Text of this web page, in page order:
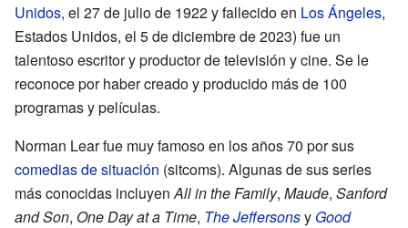
Unidos, el 27 de julio de 1922 y fallecido en Los Ángeles,
Estados Unidos, el 5 de diciembre de 2023) fue un
talentoso escritor y productor de televisión y cine. Se le
reconoce por haber creado y producido más de 100
programas y películas.
Norman Lear fue muy famoso en los años 70 por sus
comedias de situación (sitcoms). Algunas de sus series
más conocidas incluyenAll in the Family, Maude, Sanford
and Son, One Day at a Time, The Jeffersonsy Good